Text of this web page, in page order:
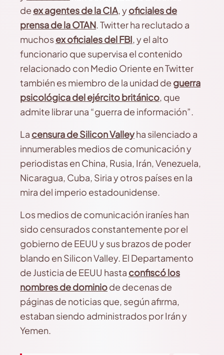
de ex agentes de la CIA, yoficiales de
prensa de la OTAN. Twitter ha reclutado a
muchosex oficiales del FBI, y el alto
funcionario que supervisa el contenido
relacionado con Medio Oriente en Twitter
también es miembro de la unidad de guerra
psicológica del ejército británico, que
admite librar una “guerra de información”.
La censura de Silicon Valleyha silenciado a
innumerables medios de comunicación y
periodistas en China, Rusia, Irán, Venezuela,
Nicaragua, Cuba, Siria y otros países en la
mira del imperio estadounidense.
Los medios de comunicación iraníes han
sido censurados constantemente por el
gobierno de EEUU y sus brazos de poder
blando en Silicon Valley. El Departamento
de Justicia de EEUU hasta confiscó los
nombres de dominiode decenas de
páginas de noticias que, según afirma,
estaban siendo administrados por Irán y
Yemen.